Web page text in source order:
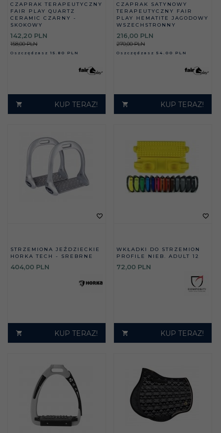
CZAPRAK TERAPEUTYCZNY
FAIR PLAY QUARTZ
CERAMIC CZARNY -
SKOKOWY
142,20 PLN
158,00 PLN
Oszczędzasz 15.80 PLN
KUP TERAZ!
CZAPRAK SATYNOWY
TERAPEUTYCZNY FAIR
PLAY HEMATITE JAGODOWY
WSZECHSTRONNY
216,00 PLN
270,00 PLN
Oszczędzasz 54.00 PLN
KUP TERAZ!
STRZEMIONA JEŹDZIECKIE
HORKA TECH - SREBRNE
404,00 PLN
KUP TERAZ!
WKŁADKI DO STRZEMION
PROFILE NIEB. ADULT 12
72,00 PLN
KUP TERAZ!